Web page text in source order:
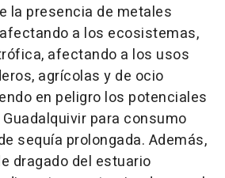
la presencia de metales
a los ecosistemas,
afectando a los usos
agrícolas y de ocio
en peligro los potenciales
para consumo
sequía prolongada. Además,
dragado del estuario